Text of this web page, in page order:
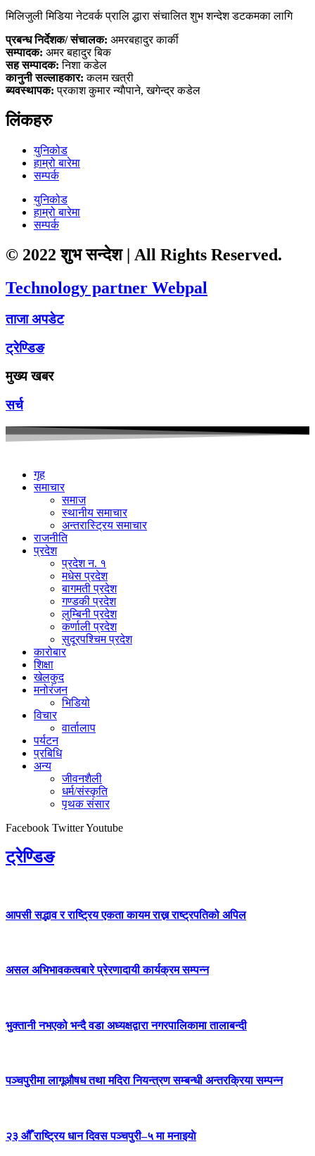
मिलिजुली मिडिया नेटवर्क प्रालि द्धारा संचालित शुभ शन्देश डटकमका लागि
प्रबन्ध निर्देशक/ संचालक: अमरबहादुर कार्की
सम्पादक: अमर बहादुर बिक
सह सम्पादक: निशा कडेल
कानुनी सल्लाहकार: कलम खत्री
ब्यवस्थापक:प्रकाश कुमार न्याैपाने, खगेन्द्र कडेल
लिंकहरु
युनिकोड
हाम्रो बारेमा
सम्पर्क
युनिकोड
हाम्रो बारेमा
सम्पर्क
© 2022 शुभ सन्देश | All Rights Reserved.
Technology partner Webpal
ताजा अपडेट
ट्रेण्डिङ
मुख्य खबर
सर्च
गृह
समाचार
समाज
स्थानीय समाचार
अन्तरास्ट्रिय समाचार
राजनीति
प्रदेश
प्रदेश न. १
मधेस प्रदेश
बागमती प्रदेश
गण्डकी प्रदेश
लुम्बिनी प्रदेश
कर्णाली प्रदेश
सुदूरपश्चिम प्रदेश
कारोबार
शिक्षा
खेलकुद
मनोरंजन
भिडियो
विचार
वार्तालाप
पर्यटन
प्रबिधि
अन्य
जीवनशैली
धर्म/संस्कृति
पृथक संसार
Facebook TwitterYoutube
ट्रेण्डिङ
आपसी सद्भाव र राष्ट्रिय एकता कायम राख्न राष्ट्रपतिको अपिल
असल अभिभावकत्वबारे प्रेरणादायी कार्यक्रम सम्पन्न
भुक्तानी नभएको भन्दै वडा अध्यक्षद्वारा नगरपालिकामा तालाबन्दी
पञ्चपुरीमा लागूऔषध तथा मदिरा नियन्त्रण सम्बन्धी अन्तरक्रिया सम्पन्न
२३ औँ राष्ट्रिय धान दिवस पञ्चपुरी–५ मा मनाइयाे